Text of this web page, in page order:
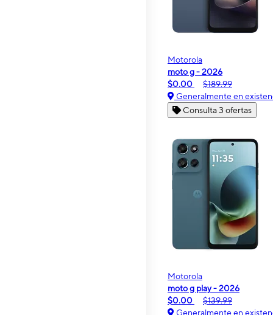
Motorola
moto g - 2026
$0.00
$189.99
Generalmente en
Consulta 3 ofertas
Motorola
moto g play - 2026
$0.00
$139.99
Generalmente en